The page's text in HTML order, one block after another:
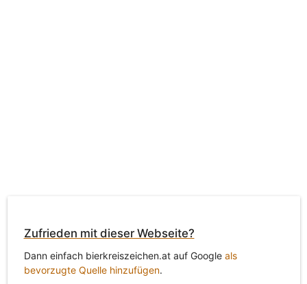
Zufrieden mit dieser Webseite?
Dann einfach bierkreiszeichen.at auf Google als
bevorzugte Quelle hinzufügen.